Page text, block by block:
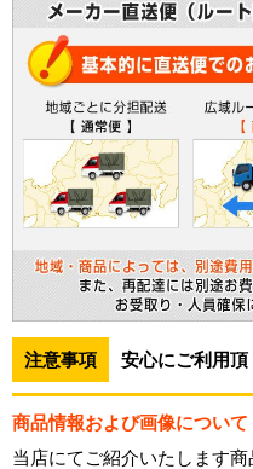
注意事項 安心にご利用
商品情報および画像について
当店にてご紹介いたします